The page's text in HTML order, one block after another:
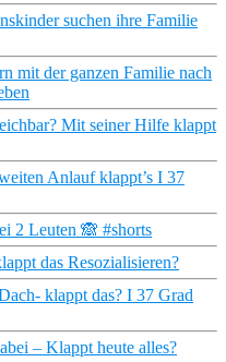
suchen ihre Familie
mit der ganzen Familie nach
Mit seiner Hilfe klappt
Anlauf klappt’s I 37
2 Leuten 🙈 #shorts
das Resozialisieren?
klappt das? I 37 Grad
– Klappt heute alles?